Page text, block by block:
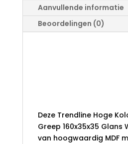
GLANS
WIT
AANTAL
Aanvullende informatie
Beoordelingen (0)
Deze Trendline Hoge
Greep 160x35x35 Glans
van hoogwaardig MDF